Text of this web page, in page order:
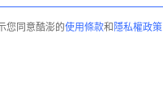
您同意酷澎的使用條款和 隱私權政策